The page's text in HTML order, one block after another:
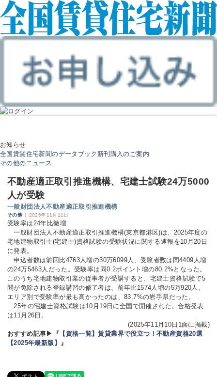
お知らせ
全国賃貸住宅新聞のデータブック新刊購入のご案内
その他のニュース
不動産適正取引推進機構、宅建士試験24万5000
人が受験
一般財団法人不動産適正取引推進機構
その他 | 2025年11月11日
受験率は24年比微増
一般財団法人不動産適正取引推進機構(東京都港区)は、2025年度の
宅地建物取引士(宅建士)資格試験の受験状況に関する速報を10月20日
に発表。
申込者数は前回比4763人増の30万6099人、受験者数は同4409人増
の24万5463人だった。受験率は同0.2ポイント増の80.2%となった。
このうち宅地建物取引業の従事者が受講すると、宅建士資格試験で5
問が免除される登録講習の修了者は、前年比1574人増の5万920人。
エリア別で受験率が最も高かったのは、83.7%の岩手県だった。
25年の宅建士資格試験は10月19日に全国で開催された。合格発表
は11月26日。
(2025年11月10日1面に掲載)
おすすめ記事▶
『【資格一覧】賃貸業界で役立つ！不動産資格20選
【2025年最新版】』